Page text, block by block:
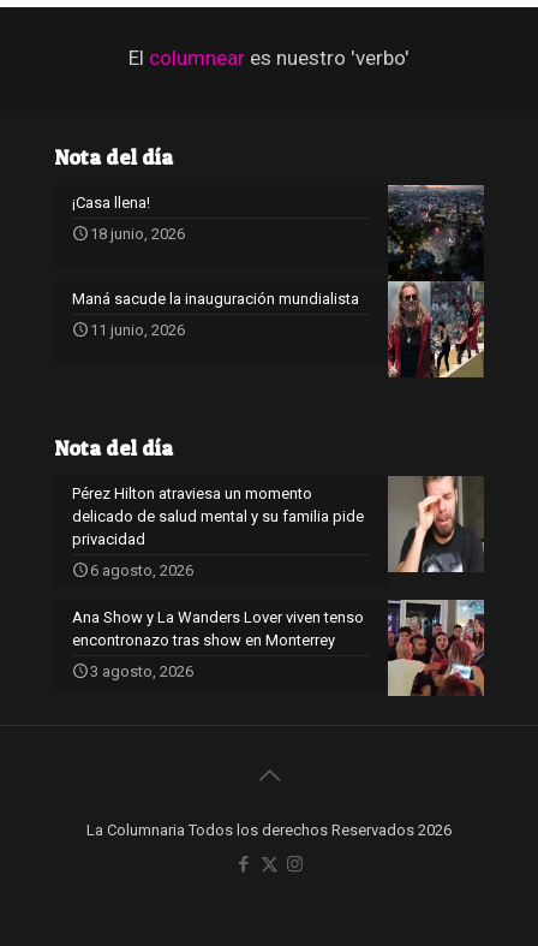
El columnear es nuestro 'verbo'
Nota del día
¡Casa llena!
18 junio, 2026
Maná sacude la inauguración mundialista
11 junio, 2026
Nota del día
Pérez Hilton atraviesa un momento
delicado de salud mental y su familia pide
privacidad
6 agosto, 2026
Ana Show y La Wanders Lover viven tenso
encontronazo tras show en Monterrey
3 agosto, 2026
La Columnaria Todos los derechos Reservados 2026